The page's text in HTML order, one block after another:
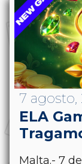
7 agosto,
ELA
Malta.- 7